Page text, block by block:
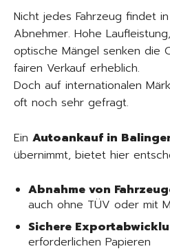
Nicht jedes Fahrzeug findet
Abnehmer. Hohe
optische Mängel senken die
fairen Verkauf erheblich.
Doch auf internationalen
oft noch sehr gefragt.
Ein Autoankauf in
übernimmt, bietet hier
Abnahme von
auch ohne TÜV oder mit
Sichere
erforderlichen Papieren